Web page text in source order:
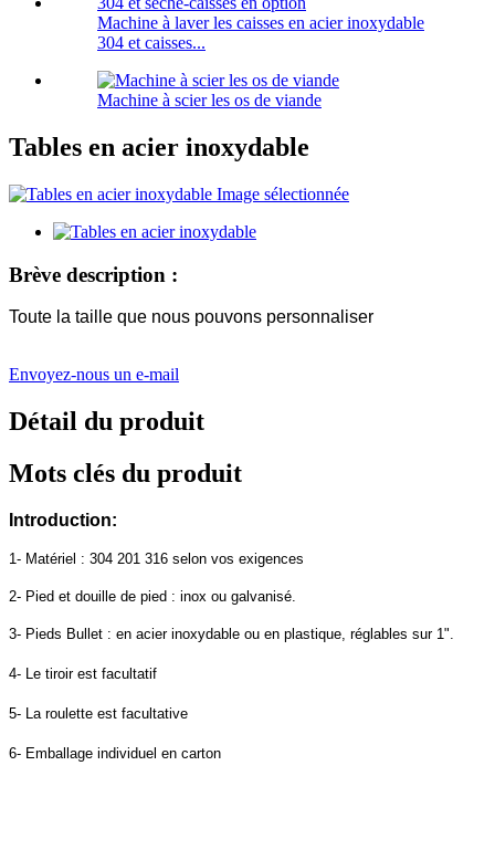
Machine à laver les caisses en acier inoxydable
304 et caisses...
Machine à scier les os de viande
Tables en acier inoxydable
Brève description :
Toute la taille que nous pouvons personnaliser
Envoyez-nous un e-mail
Détail du produit
Mots clés du produit
Introduction:
1- Matériel : 304 201 316 selon vos exigences
2- Pied et douille de pied : inox ou galvanisé.
3- Pieds Bullet : en acier inoxydable ou en plastique, réglables sur 1".
4- Le tiroir est facultatif
5- La roulette est facultative
6- Emballage individuel en carton